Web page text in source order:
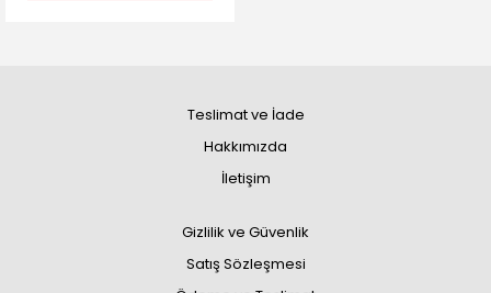
Teslimat ve İade
Hakkımızda
İletişim
Gizlilik ve Güvenlik
Satış Sözleşmesi